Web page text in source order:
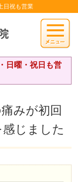
日祝も営業
日曜・祝日も営
みが初回
じました